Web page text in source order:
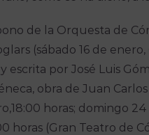
de la Orquesta de
(sábado 16 de
escrita por José Luis
obra de Juan
horas; domingo
horas (Gran Teatro de